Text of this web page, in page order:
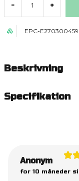
- +
EPC-
Beskrivning
Specifikation
Anonym
for 10 måneder